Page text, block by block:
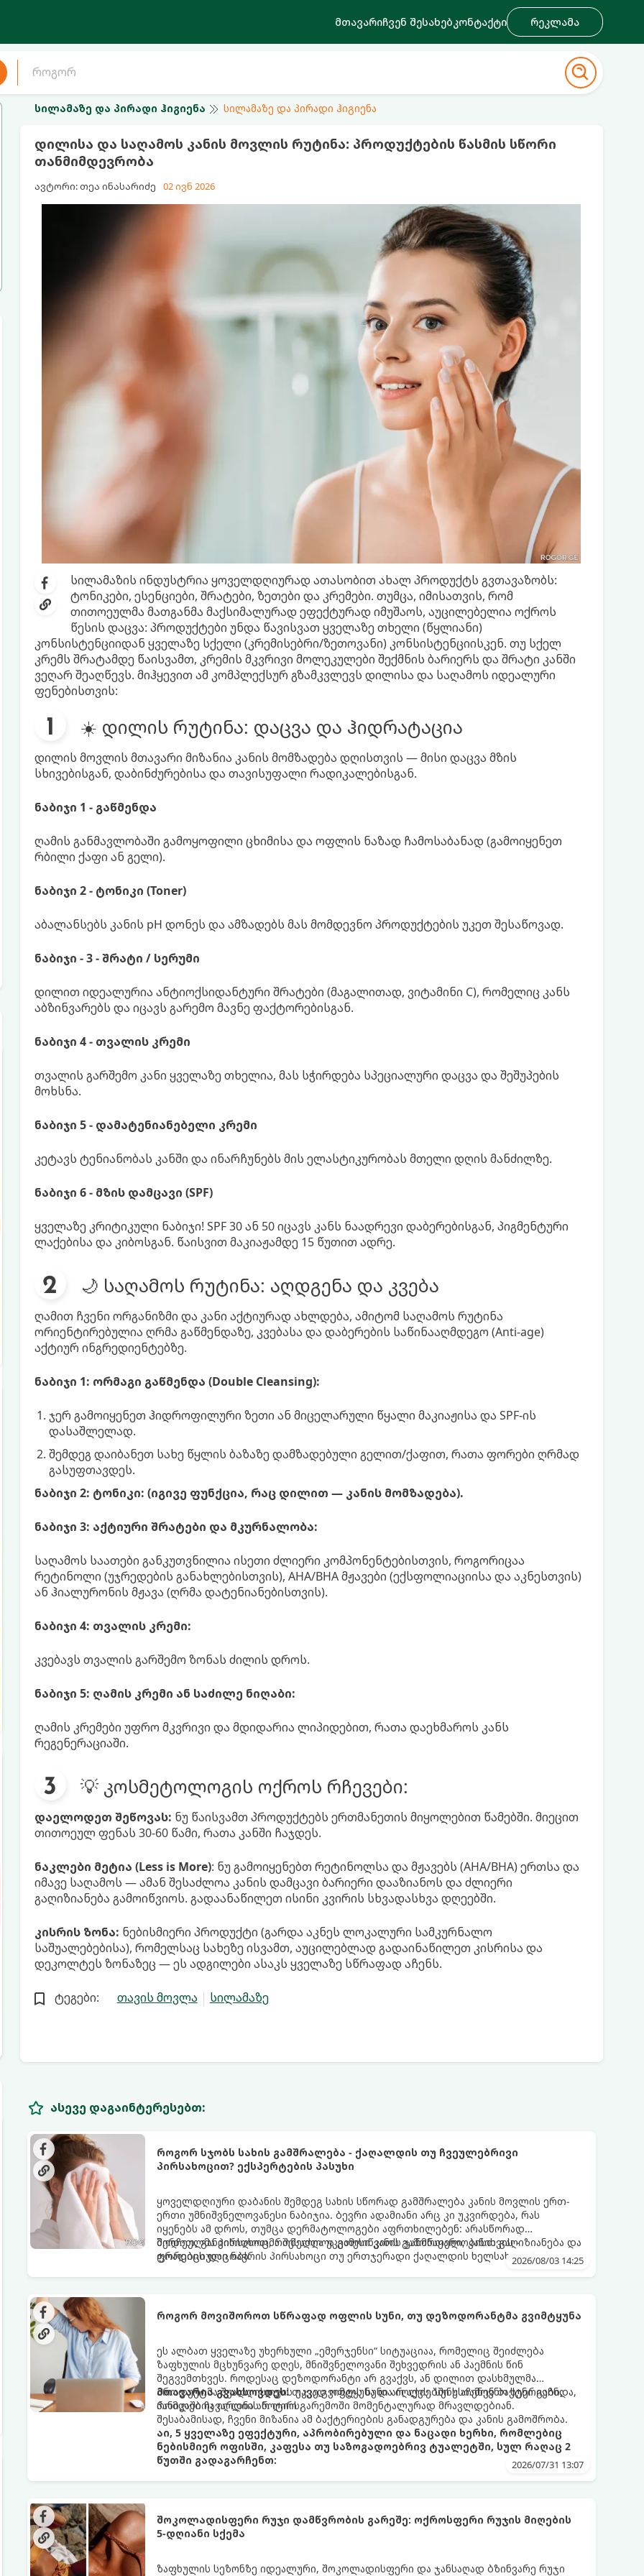
მთავარიჩვენ შესახებკონტაქტი რეკლამა
სილამაზე და პირადი ჰიგიენა სილამაზე და პირადი ჰიგიენა
დილისა და საღამოს კანის მოვლის რუტინა: პროდუქტების წასმის სწორი
თანმიმდევრობა
ავტორი: თეა ინასარიძე 02 ივნ 2026
სილამაზის ინდუსტრია ყოველდღიურად ათასობით ახალ პროდუქტს გვთავაზობს:
ტონიკები, ესენციები, შრატები, ზეთები და კრემები. თუმცა, იმისათვის, რომ
თითოეულმა მათგანმა მაქსიმალურად ეფექტურად იმუშაოს, აუცილებელია ოქროს
წესის დაცვა: პროდუქტები უნდა წავისვათ ყველაზე თხელი (წყლიანი)
კონსისტენციიდან ყველაზე სქელი (კრემისებრი/ზეთოვანი) კონსისტენციისკენ. თუ სქელ
კრემს შრატამდე წაისვამთ, კრემის მკვრივი მოლეკულები შექმნის ბარიერს და შრატი კანში
ვეღარ შეაღწევს. მიჰყევით ამ კომპლექსურ გზამკვლევს დილისა და საღამოს იდეალური
ფენებისთვის:
☀️ დილის რუტინა: დაცვა და ჰიდრატაცია
დილის მოვლის მთავარი მიზანია კანის მომზადება დღისთვის — მისი დაცვა მზის
სხივებისგან, დაბინძურებისა და თავისუფალი რადიკალებისგან.
ნაბიჯი 1 - გაწმენდა
ღამის განმავლობაში გამოყოფილი ცხიმისა და ოფლის ნაზად ჩამოსაბანად (გამოიყენეთ
რბილი ქაფი ან გელი).
ნაბიჯი 2 - ტონიკი (Toner)
აბალანსებს კანის pH დონეს და ამზადებს მას მომდევნო პროდუქტების უკეთ შესაწოვად.
ნაბიჯი - 3 - შრატი / სერუმი
დილით იდეალურია ანტიოქსიდანტური შრატები (მაგალითად, ვიტამინი C), რომელიც კანს
აბზინვარებს და იცავს გარემო მავნე ფაქტორებისგან.
ნაბიჯი 4 - თვალის კრემი
თვალის გარშემო კანი ყველაზე თხელია, მას სჭირდება სპეციალური დაცვა და შეშუპების
მოხსნა.
ნაბიჯი 5 - დამატენიანებელი კრემი
კეტავს ტენიანობას კანში და ინარჩუნებს მის ელასტიკურობას მთელი დღის მანძილზე.
ნაბიჯი 6 - მზის დამცავი (SPF)
ყველაზე კრიტიკული ნაბიჯი! SPF 30 ან 50 იცავს კანს ნაადრევი დაბერებისგან, პიგმენტური
ლაქებისა და კიბოსგან. წაისვით მაკიაჟამდე 15 წუთით ადრე.
🌙 საღამოს რუტინა: აღდგენა და კვება
ღამით ჩვენი ორგანიზმი და კანი აქტიურად ახლდება, ამიტომ საღამოს რუტინა
ორიენტირებულია ღრმა გაწმენდაზე, კვებასა და დაბერების საწინააღმდეგო (Anti-age)
აქტიურ ინგრედიენტებზე.
ნაბიჯი 1: ორმაგი გაწმენდა (Double Cleansing):
ჯერ გამოიყენეთ ჰიდროფილური ზეთი ან მიცელარული წყალი მაკიაჟისა და SPF-ის
დასაშლელად.
შემდეგ დაიბანეთ სახე წყლის ბაზაზე დამზადებული გელით/ქაფით, რათა ფორები ღრმად
გასუფთავდეს.
ნაბიჯი 2: ტონიკი: (იგივე ფუნქცია, რაც დილით — კანის მომზადება).
ნაბიჯი 3: აქტიური შრატები და მკურნალობა:
საღამოს საათები განკუთვნილია ისეთი ძლიერი კომპონენტებისთვის, როგორიცაა
რეტინოლი (უჯრედების განახლებისთვის), AHA/BHA მჟავები (ექსფოლიაციისა და აკნესთვის)
ან ჰიალურონის მჟავა (ღრმა დატენიანებისთვის).
ნაბიჯი 4: თვალის კრემი:
კვებავს თვალის გარშემო ზონას ძილის დროს.
ნაბიჯი 5: ღამის კრემი ან საძილე ნიღაბი:
ღამის კრემები უფრო მკვრივი და მდიდარია ლიპიდებით, რათა დაეხმაროს კანს
რეგენერაციაში.
💡 კოსმეტოლოგის ოქროს რჩევები:
დაელოდეთ შეწოვას: ნუ წაისვამთ პროდუქტებს ერთმანეთის მიყოლებით წამებში. მიეცით
თითოეულ ფენას 30-60 წამი, რათა კანში ჩაჯდეს.
ნაკლები მეტია (Less is More): ნუ გამოიყენებთ რეტინოლსა და მჟავებს (AHA/BHA) ერთსა და
იმავე საღამოს — ამან შესაძლოა კანის დამცავი ბარიერი დააზიანოს და ძლიერი
გაღიზიანება გამოიწვიოს. გადაანაწილეთ ისინი კვირის სხვადასხვა დღეებში.
კისრის ზონა: ნებისმიერი პროდუქტი (გარდა აკნეს ლოკალური სამკურნალო
საშუალებებისა), რომელსაც სახეზე ისვამთ, აუცილებლად გადაინაწილეთ კისრისა და
დეკოლტეს ზონაზეც — ეს ადგილები ასაკს ყველაზე სწრაფად აჩენს.
ტეგები: თავის მოვლა სილამაზე
ასევე დაგაინტერესებთ:
როგორ სჯობს სახის გამშრალება - ქაღალდის თუ ჩვეულებრივი
პირსახოცით? ექსპერტების პასუხი
ყოველდღიური დაბანის შემდეგ სახის სწორად გამშრალება კანის მოვლის ერთ-
ერთი უმნიშვნელოვანესი ნაბიჯია. ბევრი ადამიანი არც კი უკვირდება, რას
იყენებს ამ დროს, თუმცა დერმატოლოგები აფრთხილებენ: არასწორად
შერჩეულმა პირსახოცმა შესაძლოა გამოიწვიოს გამონაყარი, კანის გაღიზიანება და
ფორების დაცობა.
მოდით, განვიხილოთ, რომელია უკეთესი კანის ჯანმრთელობისთვის -
ტრადიციული ნაჭრის პირსახოცი თუ ერთჯერადი ქაღალდის ხელსახოცი?2026/08/03 14:25
როგორ მოვიშოროთ სწრაფად ოფლის სუნი, თუ დეზოდორანტმა გვიმტყუნა
ეს ალბათ ყველაზე უხერხული „ემერჯენსი“ სიტუაციაა, რომელიც შეიძლება
ზაფხულის მცხუნვარე დღეს, მნიშვნელოვანი შეხვედრის ან პაემნის წინ
შეგვემთხვეს. როდესაც დეზოდორანტი არ გვაქვს, ან დილით დასხმულმა
პროდუქტმა შუადღისთვის უკვე გვიმტყუნა და იღლიებში უსიამოვნო სუნი გაჩნდა,
პანიკაში ჩავარდნა არ ღირს.
მთავარია გვახსოვდეს:თავად ოფლს სუნი არ აქვს. სუნს აჩენენ ბაქტერიები,
რომლებიც იღლიის ნოტიო გარემოში მომენტალურად მრავლდებიან.
შესაბამისად, ჩვენი მიზანია ამ ბაქტერიების განადგურება და კანის გამოშრობა.
აი, 5 ყველაზე ეფექტური, აპრობირებული და ნაცადი ხერხი, რომლებიც
ნებისმიერ ოფისში, კაფესა თუ საზოგადოებრივ ტუალეტში, სულ რაღაც 2
წუთში გადაგარჩენთ:
2026/07/31 13:07
შოკოლადისფერი რუჯი დამწვრობის გარეშე: ოქროსფერი რუჯის მიღების
5-დღიანი სქემა
ზაფხულის სეზონზე იდეალური, შოკოლადისფერი და ჯანსაღად ბზინვარე რუჯი